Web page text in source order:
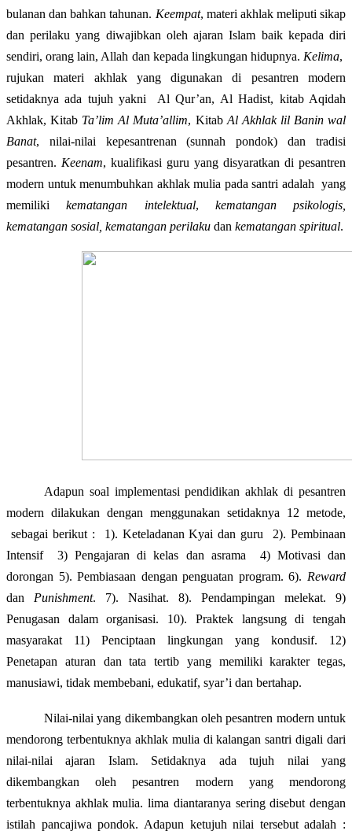
bulanan dan bahkan tahunan. Keempat, materi akhlak meliputi sikap
dan perilaku yang diwajibkan oleh ajaran Islam baik kepada diri
sendiri, orang lain, Allah dan kepada lingkungan hidupnya. Kelima,
rujukan materi akhlak yang digunakan di pesantren modern
setidaknya ada tujuh yakni
Al Qur’an, Al Hadist, kitab Aqidah
Akhlak, Kitab Ta’lim Al Muta’allim, Kitab Al Akhlak lil Banin wal
Banat, nilai-nilai kepesantrenan (sunnah pondok) dan tradisi
pesantren. Keenam, kualifikasi guru yang disyaratkan di pesantren
modern untuk menumbuhkan akhlak mulia pada santri adalah yang
memilikikematangan intelektual, kematangan psikologis,
kematangan sosial, kematangan perilaku dan kematangan spiritual.
Adapun soal implementasi pendidikan akhlak di pesantren
modern dilakukan dengan menggunakan setidaknya 12 metode,
sebagai berikut :
1). Keteladanan Kyai dan guru
2). Pembinaan
Intensif
3) Pengajaran di kelas dan asrama
4) Motivasi dan
dorongan 5). Pembiasaan dengan penguatan program. 6). Reward
dan Punishment. 7). Nasihat. 8). Pendampingan melekat. 9)
Penugasan dalam organisasi. 10). Praktek langsung di tengah
masyarakat 11) Penciptaan lingkungan yang kondusif. 12)
Penetapan aturan dan tata tertib yang memiliki karakter tegas,
manusiawi, tidak membebani, edukatif, syar’i dan bertahap.
Nilai-nilai yang dikembangkan oleh pesantren modern untuk
mendorong terbentuknya akhlak mulia di kalangan santri digali dari
nilai-nilai ajaran Islam. Setidaknya ada tujuh nilai yang
dikembangkan oleh pesantren modern yang mendorong
terbentuknya akhlak mulia. lima diantaranya sering disebut dengan
istilah pancajiwa pondok. Adapun ketujuh nilai tersebut adalah :